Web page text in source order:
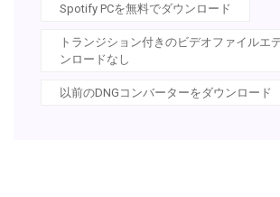
Spotify PCを無料でダウンロード
トランジション付きのビデオファイルエ
ンロードなし
以前のDNGコンバーターをダウンロード